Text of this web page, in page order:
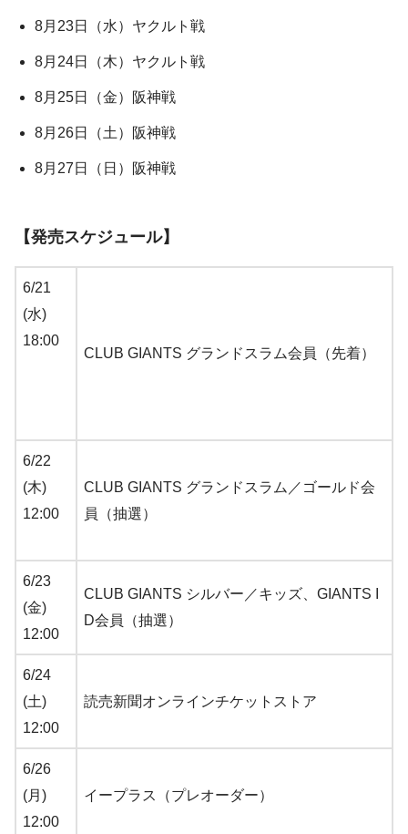
8月23日（水）ヤクルト戦
8月24日（木）ヤクルト戦
8月25日（金）阪神戦
8月26日（土）阪神戦
8月27日（日）阪神戦
【発売スケジュール】
6/21
(水)
18:00
CLUB GIANTS グランドスラム会員（先着）
6/22
(木)
12:00
CLUB GIANTS グランドスラム／ゴールド会
員（抽選）
6/23
(金)
12:00
CLUB GIANTS シルバー／キッズ、GIANTS I
D会員（抽選）
6/24
(土)
12:00
読売新聞オンラインチケットストア
6/26
(月)
12:00
イープラス（プレオーダー）